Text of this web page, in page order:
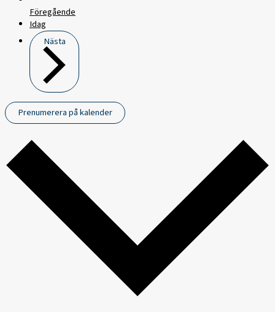
Föregående
Idag
Nästa
Prenumerera på kalender